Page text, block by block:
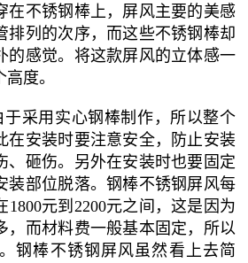
在不锈钢棒上，屏风主要的美感
排列的次序，而这些不锈钢棒却
的感觉。将这款屏风的立体感一
度。
采用实心钢棒制作，所以整个
在安装时要注意安全，防止安装
、砸伤。另外在安装时也要固定
装部位脱落。钢棒不锈钢屏风每
1800元到2200元之间，这是因为
，而材料费一般基本固定，所以
钢棒不锈钢屏风虽然看上去简